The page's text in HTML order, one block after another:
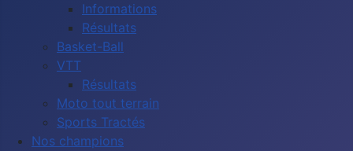
Informations
Résultats
Basket-Ball
VTT
Résultats
Moto tout terrain
Sports Tractés
Nos champions